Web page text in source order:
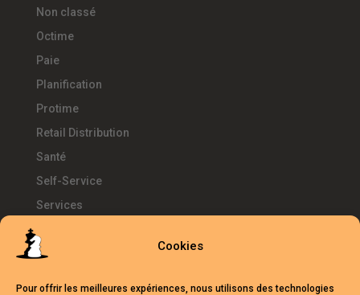
Cookies
Pour offrir les meilleures expériences, nous utilisons des technologies
Non classé
Octime
Paie
Planification
Protime
Retail Distribution
Santé
Self-Service
Services
Télétravail